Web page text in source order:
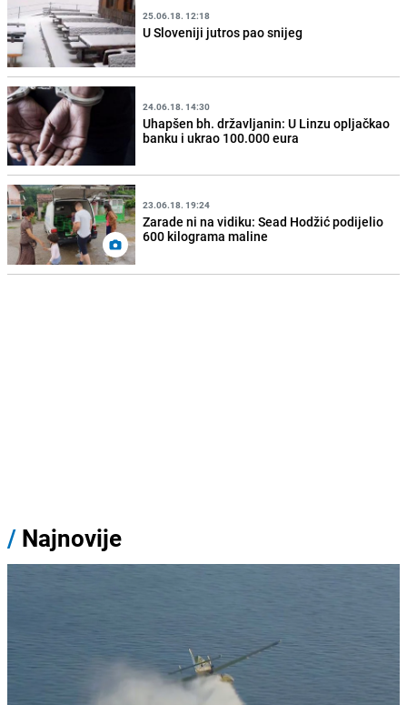
25.06.18. 12:18
U Sloveniji jutros pao snijeg
24.06.18. 14:30
Uhapšen bh. državljanin: U Linzu opljačkao
banku i ukrao 100.000 eura
23.06.18. 19:24
Zarade ni na vidiku: Sead Hodžić podijelio
600 kilograma maline
/ Najnovije